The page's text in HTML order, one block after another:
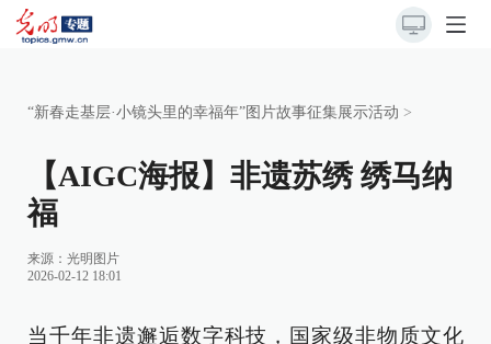
“新春走基层·小镜头里的幸福年”图片故事征集展示活动 >
【AIGC海报】非遗苏绣 绣马纳
福
来源： 光明图片
2026-02-12 18:01
当千年非遗邂逅数字科技，国家级非物质文化